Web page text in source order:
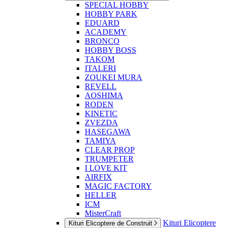
SPECIAL HOBBY
HOBBY PARK
EDUARD
ACADEMY
BRONCO
HOBBY BOSS
TAKOM
ITALERI
ZOUKEI MURA
REVELL
AOSHIMA
RODEN
KINETIC
ZVEZDA
HASEGAWA
TAMIYA
CLEAR PROP
TRUMPETER
I LOVE KIT
AIRFIX
MAGIC FACTORY
HELLER
ICM
MisterCraft
Kituri Elicoptere de Construit
Kituri Elicoptere